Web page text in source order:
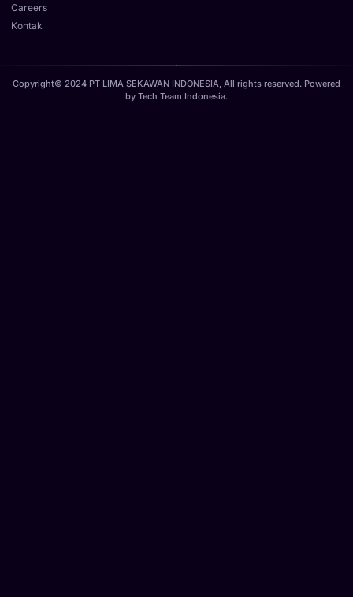
Careers
Kontak
Copyright© 2024 PT LIMA SEKAWAN INDONESIA, All rights reserved. Powered
by Tech Team Indonesia.